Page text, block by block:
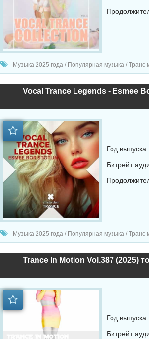
Музыка 2025 года / Популярная музыка / Транс
Vocal Trance Legends - Esmee
Год
Битрейт
Музыка 2025 года / Популярная музыка / Транс
Trance In Motion Vol.387 (2025)
Год
Битрейт